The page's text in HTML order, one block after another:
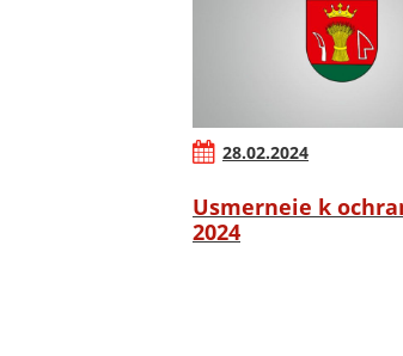
28.02.2024
Usmerneie k
2024